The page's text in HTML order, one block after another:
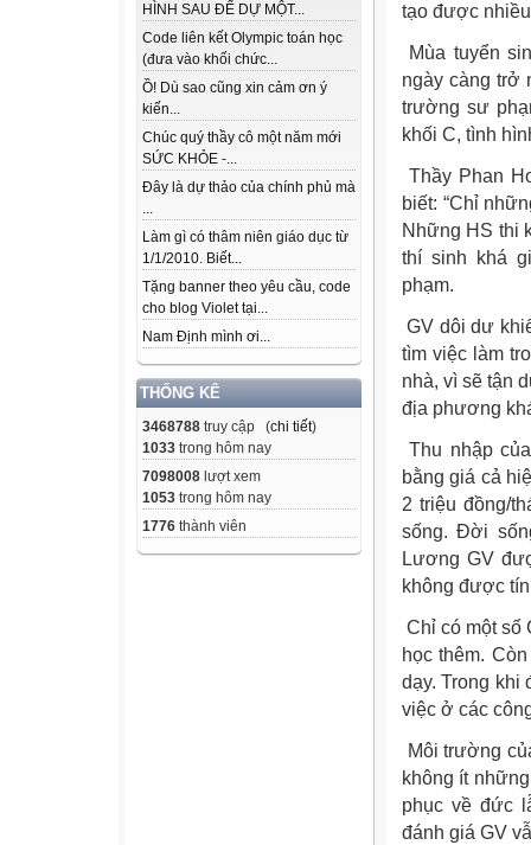
HÌNH SAU ĐỂ DỰ MỘT...
Code liên kết Olympic toán học
(đưa vào khối chức...
Ồ! Dù sao cũng xin cảm ơn ý
kiến...
Chúc quý thầy cô một năm mới
SỨC KHỎE -...
Đây là dự thảo của chính phủ mà
...
Làm gì có thâm niên giáo dục từ
1/1/2010. Biết...
Tặng banner theo yêu cầu, code
cho blog Violet tại...
Nam Định mình ơi...
THỐNG KÊ
3468788 truy cập (chi tiết)
1033 trong hôm nay
7098008 lượt xem
1053 trong hôm nay
1776 thành viên
tạo được
Mùa tuyển
ngày càng trở
trường sư
khối C, tình
Thầy Phan
biết: “Chỉ
Những HS thi
thí sinh khá
phạm.
GV dôi dư
tìm việc làm
nhà, vì sẽ tận
địa phương
Thu nhập
bằng giá cả
2 triệu đồng/
sống. Đời
Lương GV
không được
Chỉ có một số
học thêm.
dạy. Trong khi
việc ở các
Môi trường
không ít
phục về đức
đánh giá GV